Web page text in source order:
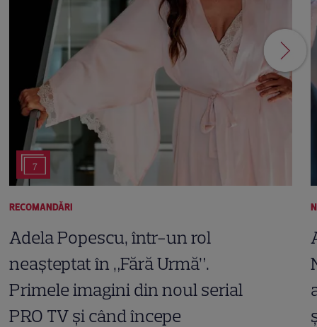
7
RECOMANDĂRI
Adela Popescu, într-un rol
neașteptat în „Fără Urmă”.
Primele imagini din noul serial
PRO TV și când începe